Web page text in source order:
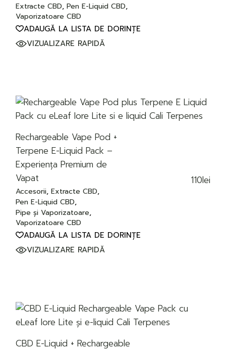
Extracte CBD Pen E-Liquid CBD
Vaporizatoare CBD
ADAUGĂ LA LISTA DE DORINȚE
VIZUALIZARE RAPIDĂ
Rechargeable Vape Pod +
Terpene E-Liquid Pack –
Experiența Premium de
Vapat
Accesorii Extracte CBD
Pen E-Liquid CBD
Pipe și Vaporizatoare
Vaporizatoare CBD
110lei
ADAUGĂ LA LISTA DE DORINȚE
VIZUALIZARE RAPIDĂ
CBD E-Liquid + Rechargeable